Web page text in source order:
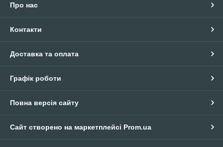
Про нас
Контакти
Доставка та оплата
Графік роботи
Повна версія сайту
Сайт створено на маркетплейсі Prom.ua